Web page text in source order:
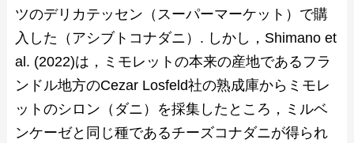
ツのデリカテッセン（スーパーマーケット）で購
入した（アシブトコナダニ）. しかし，Shimano et
al. (2022)は，ミモレットの本来の産地であるフラ
ンドル地方のCezar Losfeld社の熟成庫からミモレ
ットのシロン（ダニ）を採集したところ，ミルベ
ンケーゼと同じ種であるチーズコナダニが得られ